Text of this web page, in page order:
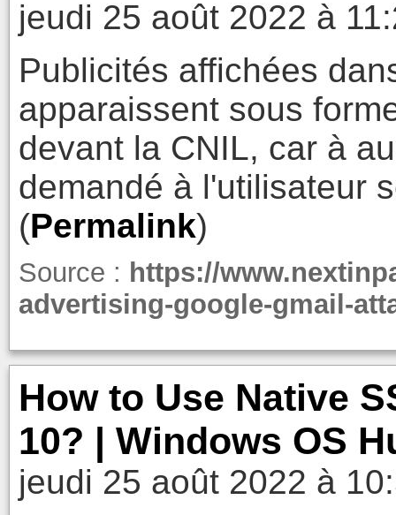
jeudi 25 août 2022 à
Publicités affichées
apparaissent sous
devant la CNIL, car à
demandé à l'utilisateur
(Permalink)
Source : https://
advertising-google-gmail-
How to Use Native
10? | Windows OS
jeudi 25 août 2022 à